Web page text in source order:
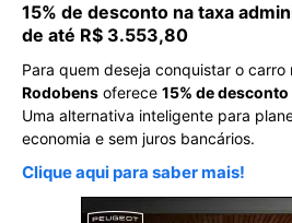
15% de desconto na taxa
de até R$ 3.553,80
Para quem deseja conquistar o carro
Rodobens oferece 15% de
Uma alternativa inteligente para
economia e sem juros bancários.
Clique aqui para saber mais!